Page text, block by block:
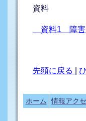
資料
資料1 障害
先頭に戻る
ホーム 情報アク